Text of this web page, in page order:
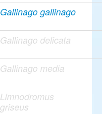
Gallinago gallinago
Gallinago delicata
Gallinago media
Limnodromus
griseus